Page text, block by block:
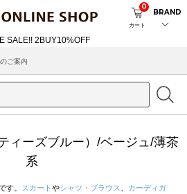
カート
0
BRAND
ご案内
ィーズブルー）/ベージュ/薄茶
系
す。 スカート やシャツ・ブラウス
カーディガ